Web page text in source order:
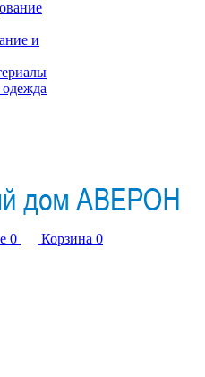
и
0 Корзина 0